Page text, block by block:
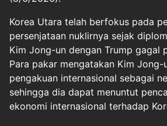
Korea Utara telah berfokus pada
persenjataan nuklirnya sejak
Kim Jong-un dengan Trump gagal
Para pakar mengatakan Kim Jong-
pengakuan internasional sebagai
sehingga dia dapat menuntut
ekonomi internasional terhadap